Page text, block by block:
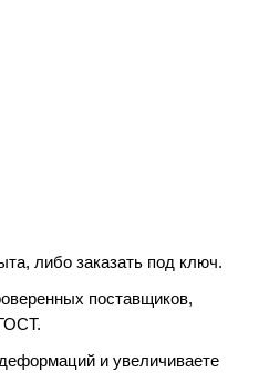
либо заказать под ключ.
поставщиков,
и увеличиваете